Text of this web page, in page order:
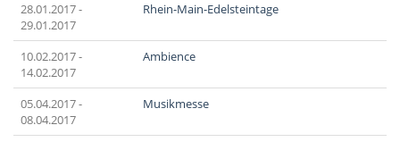
28.01.2017 -
29.01.2017
Rhein-Main-Edelsteintage
10.02.2017 -
14.02.2017
Ambience
05.04.2017 -
08.04.2017
Musikmesse